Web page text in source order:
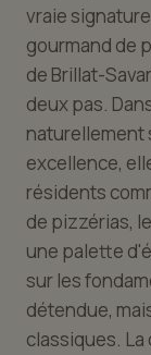
vraie
gourmand de
de Brillat-
deux pas.
naturellement
excellence,
résidents
de pizzérias,
une palette
sur les
détendue,
classiques.